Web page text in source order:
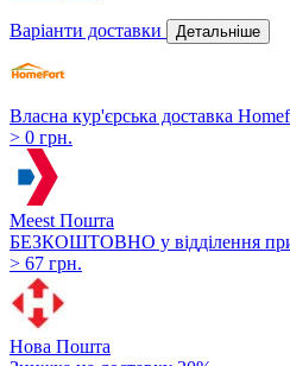
Варіанти доставки Детальніше
Власна кур'єрська доставка
> 0 грн.
Meest Пошта
БЕЗКОШТОВНО у відділення при
> 67 грн.
Нова Пошта